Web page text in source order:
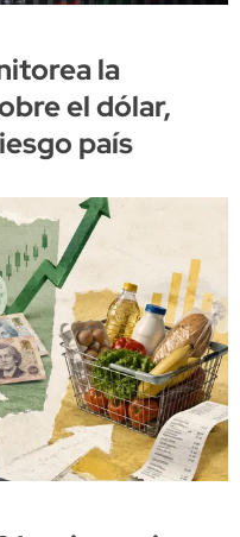
la
el dólar,
país